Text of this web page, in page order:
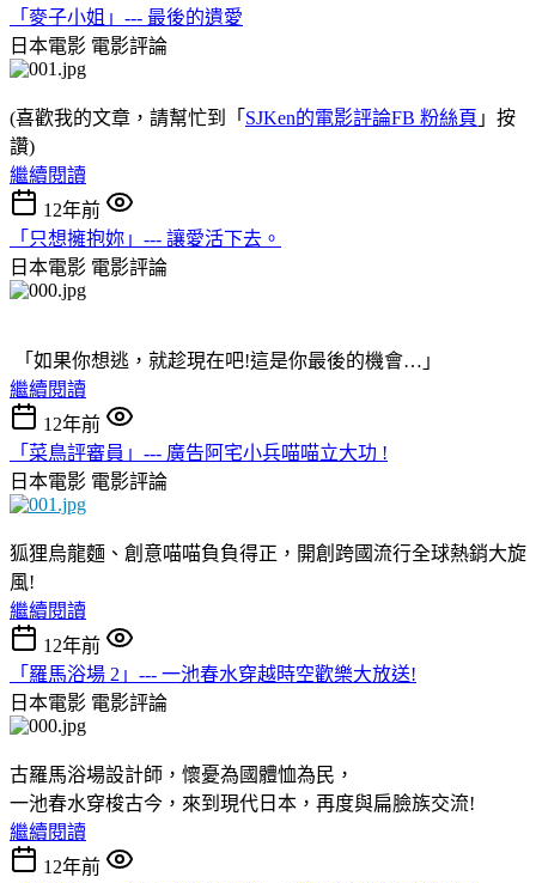
「麥子小姐」--- 最後的遺愛
日本電影 電影評論
(喜歡我的文章，請幫忙到「 SJKen的電影評論FB 粉絲頁 」按
讚)
繼續閱讀
12年前
「只想擁抱妳」--- 讓愛活下去。
日本電影 電影評論
「如果你想逃，就趁現在吧!這是你最後的機會…」
繼續閱讀
12年前
「菜鳥評審員」--- 廣告阿宅小兵喵喵立大功 !
日本電影 電影評論
狐狸烏龍麵、創意喵喵負負得正，開創跨國流行全球熱銷大旋
風!
繼續閱讀
12年前
「羅馬浴場 2」--- 一池春水穿越時空歡樂大放送!
日本電影 電影評論
古羅馬浴場設計師，懷憂為國體恤為民，
一池春水穿梭古今，來到現代日本，再度與扁臉族交流!
繼續閱讀
12年前